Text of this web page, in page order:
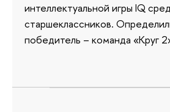
интеллектуальной игры IQ
старшеклассников.
победитель – команда «Круг